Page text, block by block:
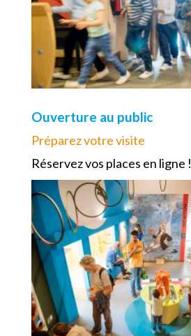
Ouverture au public
Préparez votre visite
Réservez vos places en ligne !